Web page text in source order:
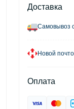
Доставка
Самовывоз
Новой
Оплата